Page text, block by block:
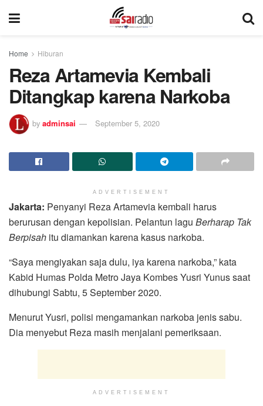
Home Hiburan
Reza Artamevia Kembali
Ditangkap karena Narkoba
by adminsai September 5, 2020
ADVERTISEMENT
Jakarta: Penyanyi Reza Artamevia kembali harus
berurusan dengan kepolisian. Pelantun lagu Berharap Tak
Berpisah itu diamankan karena kasus narkoba.
“Saya mengiyakan saja dulu, iya karena narkoba,” kata
Kabid Humas Polda Metro Jaya Kombes Yusri Yunus saat
dihubungi Sabtu, 5 September 2020.
Menurut Yusri, polisi mengamankan narkoba jenis sabu.
Dia menyebut Reza masih menjalani pemeriksaan.
ADVERTISEMENT